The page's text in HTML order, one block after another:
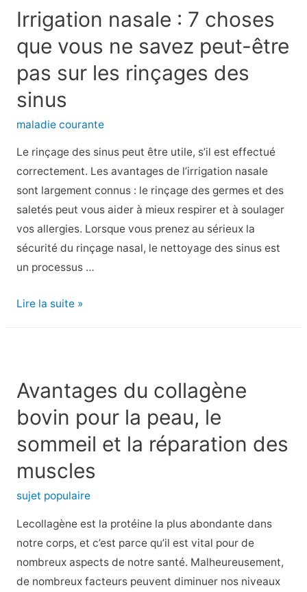
gorge
–
Quand
consulter
un
médecin
pour
Irrigation nasale : 7 choses
que vous ne savez peut-être
pas sur les rinçages des
sinus
maladie courante
Le rinçage des sinus peut être utile, s’il est effectué
correctement. Les avantages de l’irrigation nasale
sont largement connus : le rinçage des germes et des
saletés peut vous aider à mieux respirer et à soulager
vos allergies. Lorsque vous prenez au sérieux la
sécurité du rinçage nasal, le nettoyage des sinus est
un processus …
Irrigation
que
vous
ne
savez
peut-
être
Lire la suite »
Avantages du collagène
bovin pour la peau, le
sommeil et la réparation des
muscles
sujet populaire
Lecollagène est la protéine la plus abondante dans
notre corps, et c’est parce qu’il est vital pour de
nombreux aspects de notre santé. Malheureusement,
de nombreux facteurs peuvent diminuer nos niveaux